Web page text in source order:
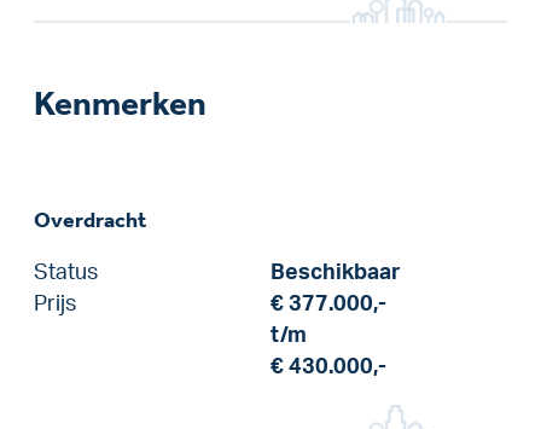
Kenmerken
Overdracht
Status
Beschikbaar
Prijs
€ 377.000,-
t/m
€ 430.000,-